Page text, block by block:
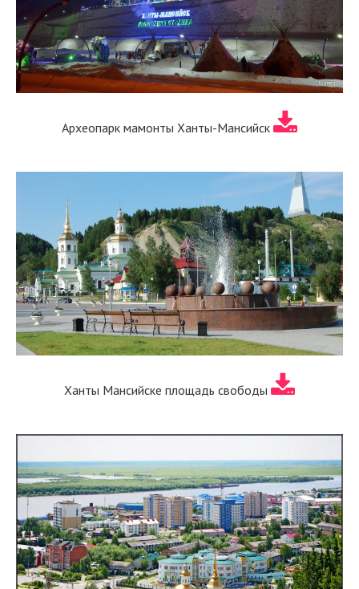
Археопарк мамонты Ханты-Мансийск
Ханты Мансийске площадь свободы